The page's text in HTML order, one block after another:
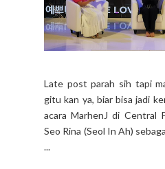
Late post parah sih tapi
gitu kan ya, biar bisa jadi
acara MarhenJ di Central
Seo Rina (Seol In Ah)
...